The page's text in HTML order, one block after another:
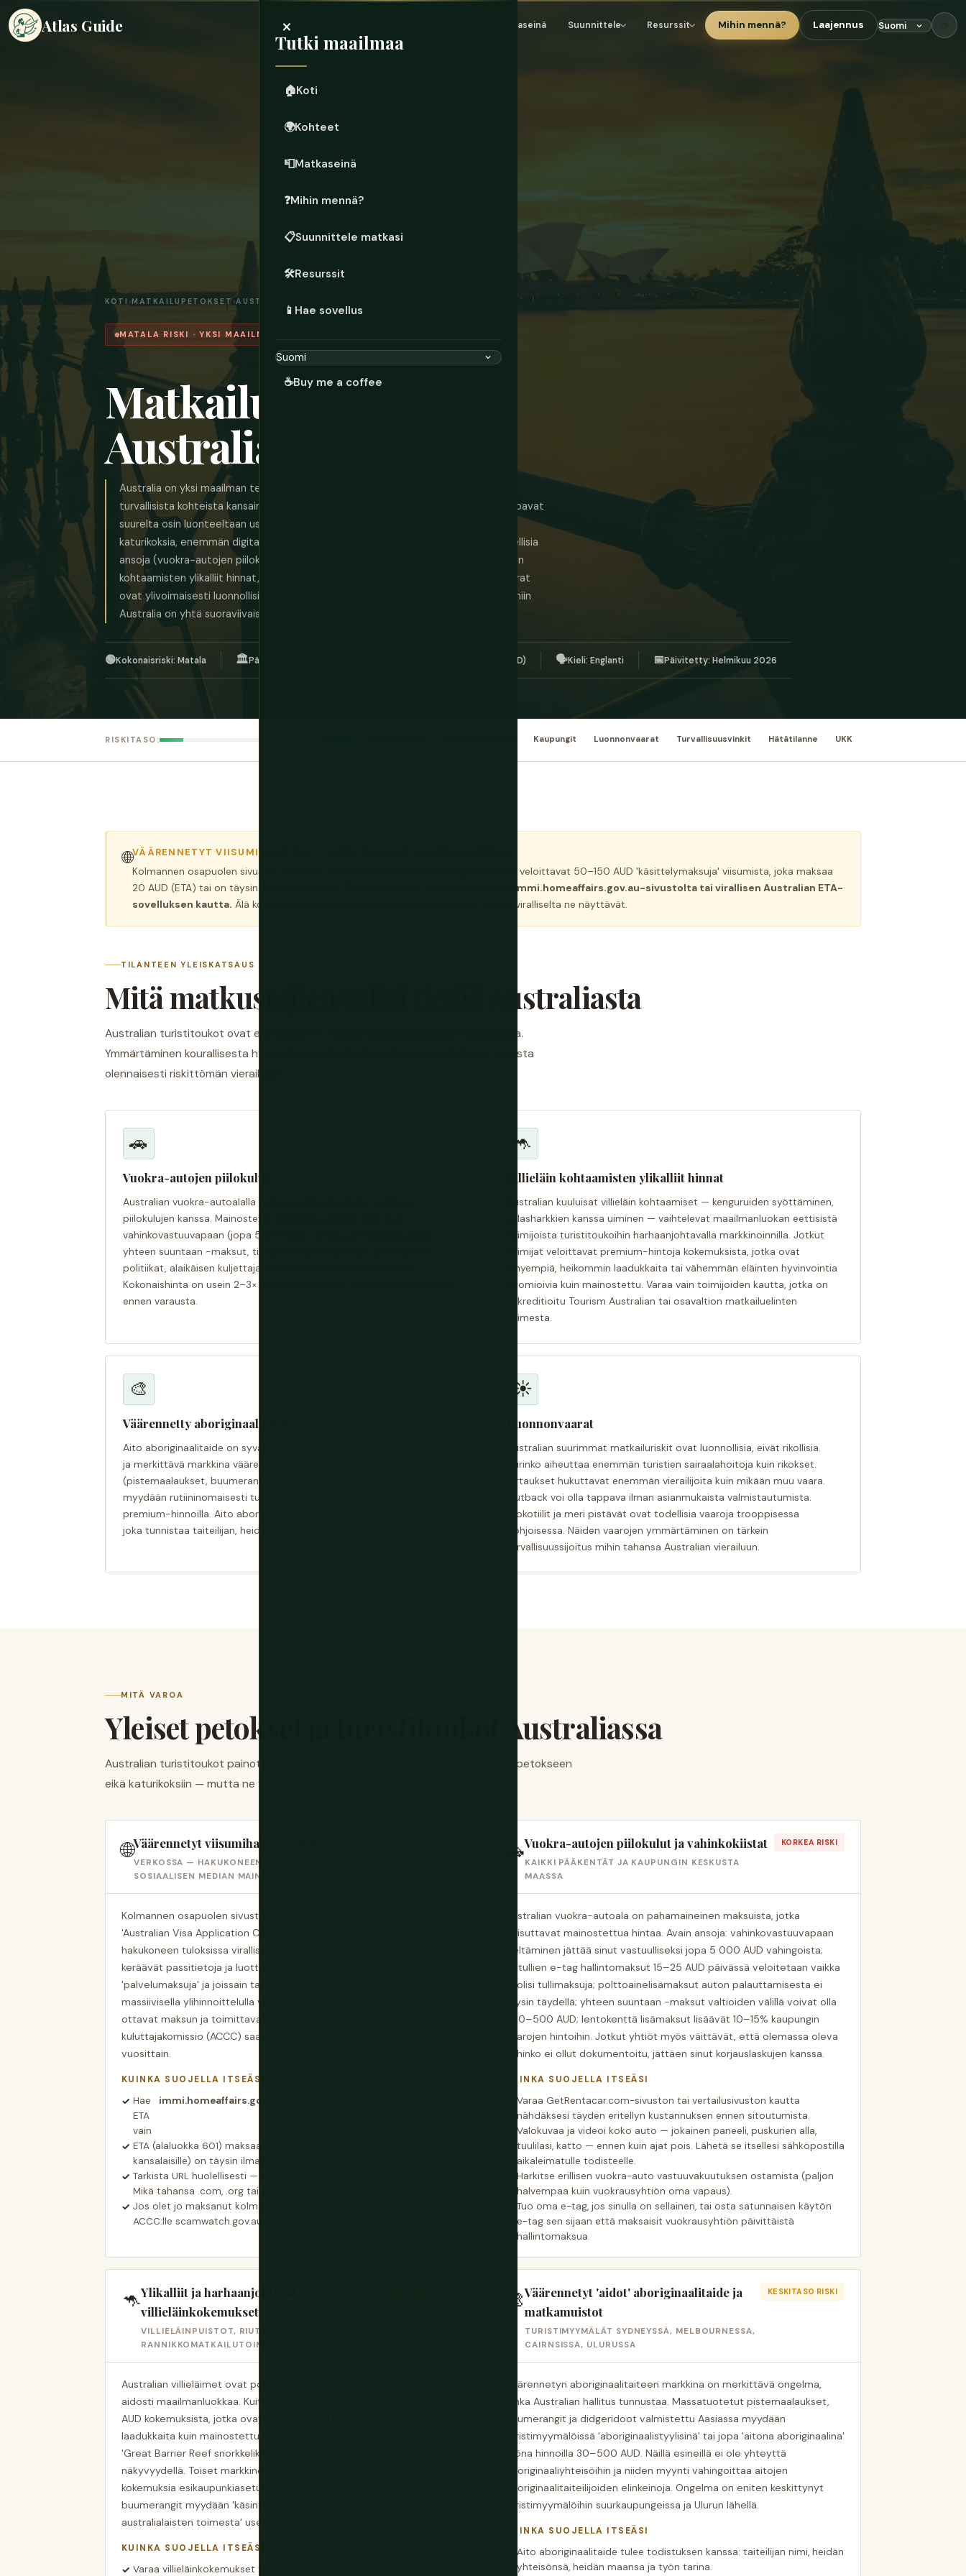
Atlas Guide Matkaseinä Suunnittele Resurssit Mihin mennä? Laajennus
×
Tutki maailmaa
🏠Koti
🌍Kohteet
📮Matkaseinä
❓Mihin mennä?
📋Suunnittele matkasi
🛠️Resurssit
📱 Hae sovellus
☕Buy me a coffee
KOTI ›MATKAILUPETOKSET›AUSTRALIA
MATALA RISKI · YKSI MAAILMAN TURVALLISIMMISTA KOHTEISTA
Matkailupetokset
Australiassa
Australia on yksi maailman tervetuloisimmista, parhaiten järjestetyistä ja aidosti
turvallisista kohteista kansainvälisille turisteille. Petokset, jotka ovat olemassa, eroavat
suurelta osin luonteeltaan useimmista tämän sarjan petoksista — vähemmän
katurikoksia, enemmän digitaalista petosta (väärentetyt viisumisivustot), taloudellisia
ansoja (vuokra-autojen piilokulut) ja harhaanjohtavia kaupallisia käytäntöjä (villieläin
kohtaamisten ylikalliit hinnat, väärennetty aboriginaalitaide). Maan suurimmat vaarat
ovat ylivoimaisesti luonnollisia: aurinko, meri, outback ja villieläimet. Tunne ansoja, niin
Australia on yhtä suoraviivaista kuin matkustaminen voi olla.
🟢Kokonaisriski: Matala 🏛️Pääkaupunki: Canberra Valuutta: Australian dollari (AUD) 🗣️Kieli: Englanti 📅Päivitetty: Helmikuu 2026
RISKITASO: Kaupungit Luonnonvaarat Turvallisuusvinkit Hätätilanne UKK
🌐VÄÄRENNETYT VIISUMISIVUSTOT — AUSTRALIAN #1 MATKAILUPETOS
Kolmannen osapuolen sivustot matkivat Australian hallituksen viisumiporttaalia ja veloittavat 50–150 AUD 'käsittelymaksuja' viisumista, joka maksaa
20 AUD (ETA) tai on täysin ilmainen (eVisitor EU-kansalaisille).
Hae aina suoraan immi.homeaffairs.gov.au-sivustolta tai virallisen Australian ETA-
sovelluksen kautta. Älä koskaan käytä muita sivustoja, riippumatta siitä, kuinka viralliselta ne näyttävät.
TILANTEEN YLEISKATSAUS
Mitä matkustajien tulisi tietää Australiasta
Australian turistitoukot ovat enimmäkseen taloudellisia ja kaupallisia eikä rikollisia.
Ymmärtäminen kourallisesta hyvin dokumentoidusta sudenkuopasta tekee maasta
olennaisesti riskittömän vierailijoille.
🚗
Vuokra-autojen piilokulut
Australian vuokra-autoalalla on hyvin dokumentoitu ongelma
piilokulujen kanssa. Mainostettu päivähinta sulkee usein pois:
vahinkovastuuvapaan (jopa 5 000 AUD vastuu, jos kieltäydytään),
yhteen suuntaan -maksut, tietullien maksut (e-tag), polttoaineen
politiikat, alaikäisen kuljettajan lisämaksut ja lentokenttäkulut.
Kokonaishinta on usein 2–3× mainostettu hinta. Lue aina täydet ehdot
ennen varausta.
🦘
Villieläin kohtaamisten ylikalliit hinnat
Australian kuuluisat villieläin kohtaamiset — kenguruiden syöttäminen,
valasharkkien kanssa uiminen — vaihtelevat maailmanluokan eettisistä
toimijoista turistitoukoihin harhaanjohtavalla markkinoinnilla. Jotkut
toimijat veloittavat premium-hintoja kokemuksista, jotka ovat
lyhyempiä, heikommin laadukkaita tai vähemmän eläinten hyvinvointia
huomioivia kuin mainostettu. Varaa vain toimijoiden kautta, jotka on
akkreditioitu Tourism Australian tai osavaltion matkailuelinten
toimesta.
🎨
Väärennetty aboriginaalitaide
Aito aboriginaalitaide on syvällinen ja kulttuurisesti merkittävä ostos —
ja merkittävä markkina väärennöksille. Massatuotetut esineet
(pistemaalaukset, buumerangit, didgeridoot) valmistettu Aasiassa
myydään rutiininomaisesti turistikupuissa 'aitona aboriginaalitaiteena'
premium-hinnoilla. Aito aboriginaalitaide tulee todistuksen kanssa,
joka tunnistaa taiteilijan, heidän yhteisönsä ja heidän maansa.
☀️
Luonnonvaarat
Australian suurimmat matkailuriskit ovat luonnollisia, eivät rikollisia.
Aurinko aiheuttaa enemmän turistien sairaalahoitoja kuin rikokset.
Virtaukset hukuttavat enemmän vierailijoita kuin mikään muu vaara.
Outback voi olla tappava ilman asianmukaista valmistautumista.
Krokotiilit ja meri pistävät ovat todellisia vaaroja trooppisessa
pohjoisessa. Näiden vaarojen ymmärtäminen on tärkein
turvallisuussijoitus mihin tahansa Australian vierailuun.
MITÄ VAROA
Yleiset petokset ja turistitoukot Australiassa
Australian turistitoukot painottuvat voimakkaasti taloudelliseen ja kaupalliseen petokseen
eikä katurikoksiin — mutta ne voivat olla kalliita, jos et ole valmistautunut.
🌐Väärennetyt viisumihakusivustot
VERKOSSA — HAKUKONEEN TULOKSET JA
SOSIAALISEN MEDIAN MAINOKSET
Kolmannen osapuolen sivustot nimillä kuten 'Australia ETA Visa Online',
'Australian Visa Application Centre' tai vastaavat näkyvät näkyvästi
hakukoneen tuloksissa virallisen hallituksen sivuston rinnalla. Ne
keräävät passitietoja ja luottokorttitietoja, veloittavat 50–150 AUD
'palvelumaksuja' ja joissain tapauksissa hakevat viisumin — mutta
massiivisella ylihinnoittelulla virallisesta 20 AUD hinnasta. Toiset vain
ottavat maksun ja toimittavat mitään. Australian kilpailu- ja
kuluttajakomissio (ACCC) saa satoja valituksia näistä sivustoista
vuosittain.
KUINKA SUOJELLA ITSEÄSI
Hae
ETA
vain
immi.homeaffairs.gov.au
ETA (alaluokka 601) maksaa 20 AUD. eVisitor (alaluokka 651, EU/UK-
kansalaisille) on täysin ilmainen.
Tarkista URL huolellisesti — virallinen sivusto on aina .gov.au -alueella.
Mikä tahansa .com, .org tai ei-.gov.au sivusto ei ole virallinen.
Jos olet jo maksanut kolmannen osapuolen sivustolle, ilmoita siitä
ACCC:lle scamwatch.gov.au-sivuston kautta.
🚗Vuokra-autojen piilokulut ja vahinkokiistat
KAIKKI PÄÄKENTÄT JA KAUPUNGIN KESKUSTA
MAASSA
KORKEA RISKI
Australian vuokra-autoala on pahamaineinen maksuista, jotka
paisuttavat mainostettua hintaa. Avain ansoja: vahinkovastuuvapaan
kieltäminen jättää sinut vastuulliseksi jopa 5 000 AUD vahingoista;
tietullien e-tag hallintomaksut 15–25 AUD päivässä veloitetaan vaikka
ei olisi tullimaksuja; polttoainelisämaksut auton palauttamisesta ei
täysin täydellä; yhteen suuntaan -maksut valtioiden välillä voivat olla
300–500 AUD; lentokenttä lisämaksut lisäävät 10–15% kaupungin
haarojen hintoihin. Jotkut yhtiöt myös väittävät, että olemassa oleva
vahinko ei ollut dokumentoitu, jättäen sinut korjauslaskujen kanssa.
KUINKA SUOJELLA ITSEÄSI
Varaa GetRentacar.com-sivuston tai vertailusivuston kautta
nähdäksesi täyden eritellyn kustannuksen ennen sitoutumista.
Valokuvaa ja videoi koko auto — jokainen paneeli, puskurien alla,
tuulilasi, katto — ennen kuin ajat pois. Lähetä se itsellesi sähköpostilla
aikaleimatulle todisteelle.
Harkitse erillisen vuokra-auto vastuuvakuutuksen ostamista (paljon
halvempaa kuin vuokrausyhtiön oma vapaus).
Tuo oma e-tag, jos sinulla on sellainen, tai osta satunnaisen käytön
e-tag sen sijaan että maksaisit vuokrausyhtiön päivittäistä
hallintomaksua.
🦘Ylikalliit ja harhaanjohtavat
villieläinkokemukset
VILLIELÄINPUISTOT, RIUTTA-TOIMIJAT,
RANNIKKOMATKAILUTOIMIJAT
Australian villieläimet ovat poikkeuksellisia ja monet kokemukset ovat
aidosti maailmanluokkaa. Kuitenkin jotkut toimijat veloittavat 50–150
AUD kokemuksista, jotka ovat merkittävästi lyhyempiä tai heikommin
laadukkaita kuin mainostettu — 'koala-silitys' kestää 30 sekuntia,
'Great Barrier Reef snorkkelikierros' ahtautuneella proomulla huonolla
näkyvyydellä. Toiset markkinoivat 'aitoja outbackin villieläimiä'
kokemuksia esikaupunkiasetuksissa. Väärennetyt didgeridoot ja
buumerangit myydään 'käsintehdyiksi alkuperäiskansojen
australialaisten toimesta' usein tehtaan valmistamina Aasiasta.
KUINKA SUOJELLA ITSEÄSI
Varaa villieläinkokemukset toimijoiden kautta, jotka on akkreditioitu
🎨Väärennetyt 'aidot' aboriginaalitaide ja
matkamuistot
TURISTIMYYMÄLÄT SYDNEYSSÄ, MELBOURNESSA,
CAIRNSISSA, ULURUSSA
KESKITASO RISKI
Väärennetyn aboriginaalitaiteen markkina on merkittävä ongelma,
jonka Australian hallitus tunnustaa. Massatuotetut pistemaalaukset,
buumerangit ja didgeridoot valmistettu Aasiassa myydään
turistimyymälöissä 'aboriginaalistyylisinä' tai jopa 'aitona aboriginaalina'
työna hinnoilla 30–500 AUD. Näillä esineillä ei ole yhteyttä
aboriginaaliyhteisöihin ja niiden myynti vahingoittaa aitojen
aboriginaalitaiteilijoiden elinkeinoja. Ongelma on eniten keskittynyt
turistimyymälöihin suurkaupungeissa ja Ulurun lähellä.
KUINKA SUOJELLA ITSEÄSI
Aito aboriginaalitaide tulee todistuksen kanssa: taiteilijan nimi, heidän
yhteisönsä, heidän maansa ja työn tarina.